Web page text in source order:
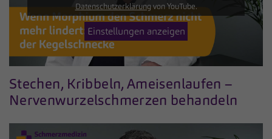
Datenschutzerklärung von YouTube.
Einstellungen anzeigen
Stechen, Kribbeln, Ameisenlaufen –
Nervenwurzelschmerzen behandeln